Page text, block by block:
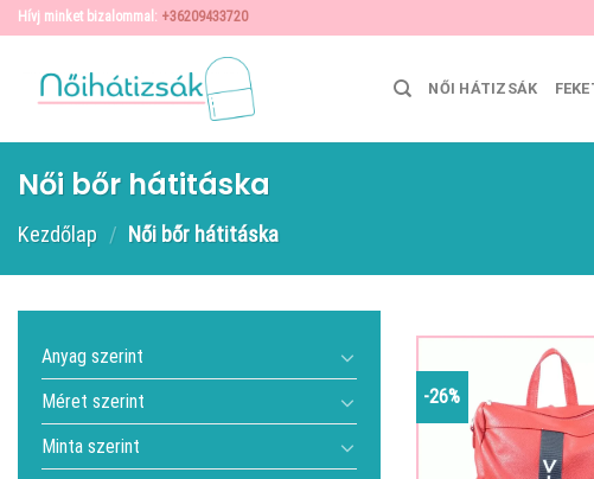
Skip
to
content
Hívj minket bizalommal: +36209433720
NŐI HÁTIZSÁK
Női bőr hátitáska
Kezdőlap / Női bőr hátitáska
Anyag szerint
Méret szerint
Minta szerint
-26%